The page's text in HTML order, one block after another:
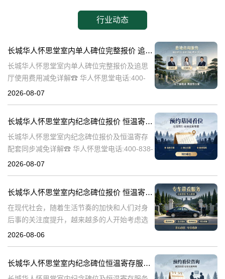
行业动态
长城华人怀思堂室内单人碑位完整报价 追思厅使用费用减免详解
长城华人怀思堂室内单人碑位完整报价及追思
厅使用费用减免详解☎ 华人怀思堂电话:400-
838-5063引言随着社会的发展和人们生活水平
2026-08-07
长城华人怀思堂室内纪念碑位报价 恒温寄存配套同步减免详解
长城华人怀思堂室内纪念碑位报价及恒温寄存
配套同步减免详解☎ 华人怀思堂电话:400-838-
5063一、引言随着社会的发展和人们生活水平
2026-08-07
长城华人怀思堂室内纪念碑位报价 恒温寄存配套同步减免详解
在现代社会，随着生活节奏的加快和人们对身
后事的关注度提升，越来越多的人开始考虑选
择合适的纪念方式来表达对逝者的哀思和怀
包
2026-08-06
长城华人怀思堂室内纪念碑位恒温寄存服务报价及同步减免政策详解